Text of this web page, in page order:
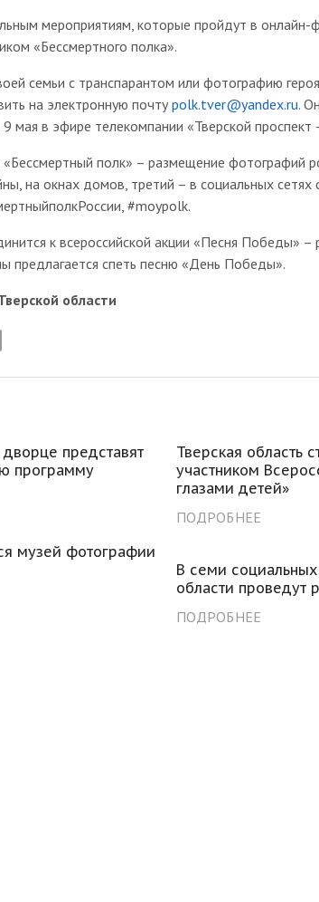
мероприятиям, которые пройдут в
«Бессмертного полка».
семьи с транспарантом или фотографию
на электронную почтуpolk.tver@yandex.ru.
мая в эфире телекомпании «Тверской проспект
«Бессмертный полк» – размещение фотографий
на окнах домов, третий – в социальных сетях
#moypolk.
к всероссийской акции «Песня Победы»
предлагается спеть песню «День Победы».
области
представят
программу
Тверская область
участником
глазами детей»
ПОДРОБНЕЕ
музей фотографии
В семи
области проведут
ПОДРОБНЕЕ